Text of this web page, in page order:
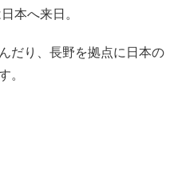
本へ来日。
だり、長野を拠点に日本の
。